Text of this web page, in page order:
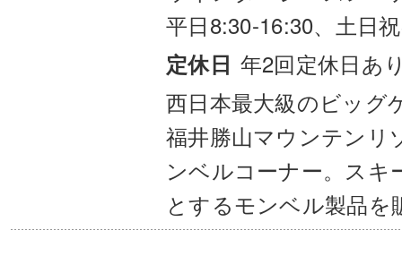
平日8:30-16:30、土日
定休日 年2回定休日あ
西日本最大級のビッグ
福井勝山マウンテンリ
ンベルコーナー。スキ
とするモンベル製品を